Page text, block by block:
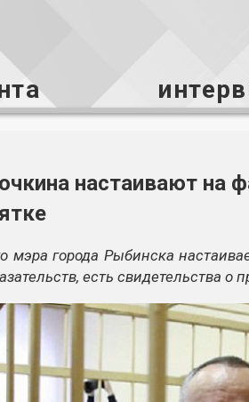
настаивают на
мэра города Рыбинска
есть свидетельства о